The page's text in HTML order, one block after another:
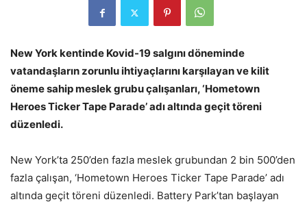
New York kentinde Kovid-19 salgını döneminde
vatandaşların zorunlu ihtiyaçlarını karşılayan ve kilit
öneme sahip meslek grubu çalışanları, ‘Hometown
Heroes Ticker Tape Parade’ adı altında geçit töreni
düzenledi.
New York’ta 250’den fazla meslek grubundan 2 bin 500’den
fazla çalışan, ‘Hometown Heroes Ticker Tape Parade’ adı
altında geçit töreni düzenledi. Battery Park’tan başlayan